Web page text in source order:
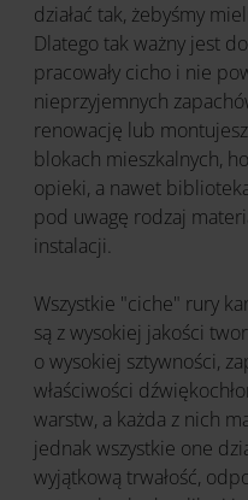
działać tak, żebyśmy
Dlatego tak ważny jest
pracowały cicho i nie
nieprzyjemnych
renowację lub
blokach mieszkalnych,
opieki, a nawet
pod uwagę rodzaj
instalacji.
Wszystkie "ciche" rury
są z wysokiej jakości
o wysokiej sztywności,
właściwości
warstw, a każda z nich
jednak wszystkie one
wyjątkową trwałość,